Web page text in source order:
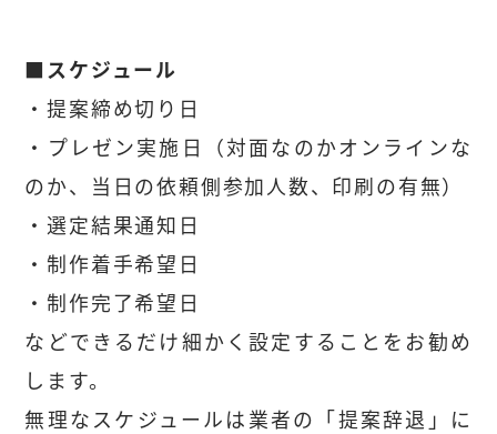
■スケジュール
・提案締め切り日
・プレゼン実施日（対面なのかオンラインな
のか、当日の依頼側参加人数、印刷の有無）
・選定結果通知日
・制作着手希望日
・制作完了希望日
などできるだけ細かく設定することをお勧め
します。
無理なスケジュールは業者の「提案辞退」に